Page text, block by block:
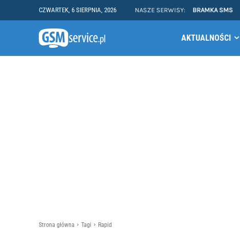
CZWARTEK, 6 SIERPNIA, 2026 NASZE SERWISY: BRAMKA SMS
AKTUALNOŚCI
Strona główna Tagi Rapid